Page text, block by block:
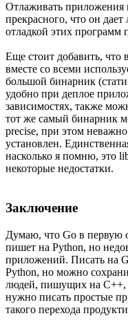
Отлаживать
прекрасного, что он
отладкой этих программ
Еще стоит добавить, что
вместе со всеми
большой бинарник
удобно при деплое
зависимостях, также
тот же самый бинарник
precise, при этом
установлен.
насколько я помню, это
некоторые недостатки.
Заключение
Думаю, что Go в первую
пишет на Python, но
приложений. Писать на
Python, но можно
людей, пишущих на C++,
нужно писать простые
такого перехода